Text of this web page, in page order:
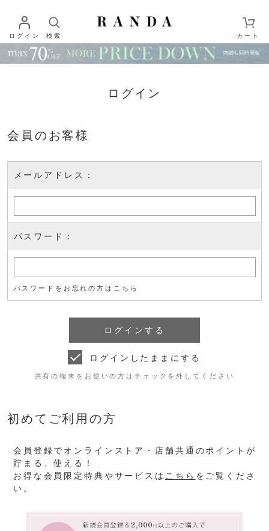
ログイン 検索 カート
ログイン
会員のお客様
メールアドレス：
パスワード：
パスワードをお忘れの方はこちら
ログインしたままにする
共有の端末をお使いの方はチェックを外してください
初めてご利用の方
会員登録でオンラインストア・店舗共通のポイントが
貯まる、使える！
お得な会員限定特典やサービスは こちら をご覧くださ
い。